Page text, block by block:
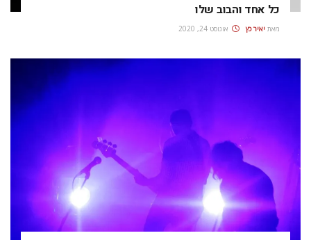
כל אחד והבוב שלו
מאת יאיר כץ אוגוסט 24, 2020